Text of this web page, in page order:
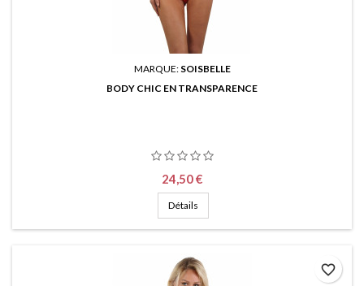
MARQUE: SOISBELLE
BODY CHIC EN TRANSPARENCE
Prix
24,50 €
Détails
favorite_border